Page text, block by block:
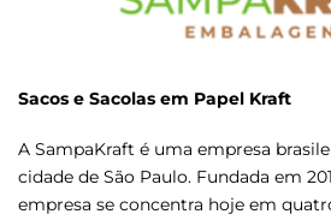
Sacos e Sacolas em Papel Kraft
A SampaKraft é uma empresa
cidade de São Paulo. Fundada em
empresa se concentra hoje em